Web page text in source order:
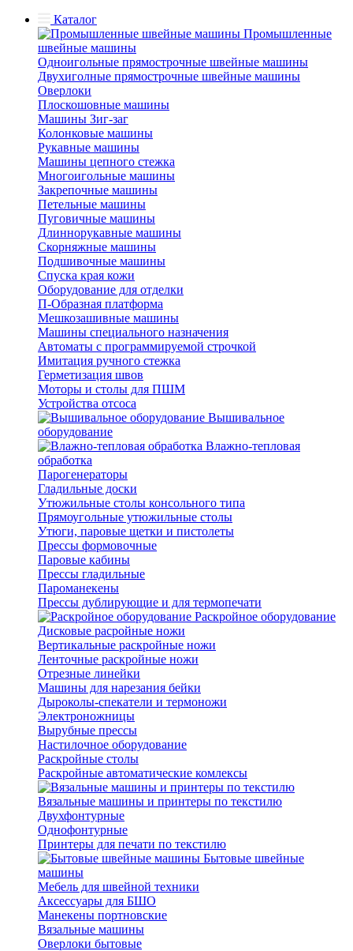
Каталог
Промышленные
швейные машины
Одноигольные прямострочные швейные машины
Двухиголные прямострочные швейные машины
Оверлоки
Плоскошовные машины
Машины Зиг-заг
Колонковые машины
Рукавные машины
Машины цепного стежка
Многоигольные машины
Закрепочные машины
Петельные машины
Пуговичные машины
Длиннорукавные машины
Скорняжные машины
Подшивочные машины
Спуска края кожи
Оборудование для отделки
П-Образная платформа
Мешкозашивные машины
Машины специального назначения
Автоматы с программируемой строчкой
Имитация ручного стежка
Герметизация швов
Моторы и столы для ПШМ
Устройства отсоса
Вышивальное
оборудование
Влажно-тепловая
обработка
Парогенераторы
Гладильные доски
Утюжильные столы консольного типа
Прямоугольные утюжильные столы
Утюги, паровые щетки и пистолеты
Прессы формовочные
Паровые кабины
Прессы гладильные
Пароманекены
Прессы дублирующие и для термопечати
Раскройное оборудование
Дисковые расройные ножи
Вертикальные раскройные ножи
Ленточные раскройные ножи
Отрезные линейки
Машины для нарезания бейки
Дыроколы-спекатели и термоножи
Электроножницы
Вырубные прессы
Настилочное оборудование
Раскройные столы
Раскройные автоматические комлексы
Вязальные машины и принтеры по текстилю
Двухфонтурные
Однофонтурные
Принтеры для печати по текстилю
Бытовые швейные
машины
Мебель для швейной техники
Аксессуары для БШО
Манекены портновские
Вязальные машины
Оверлоки бытовые